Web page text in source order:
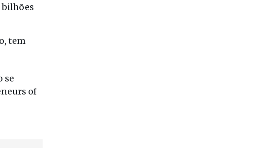
bilhões
tem
se
of